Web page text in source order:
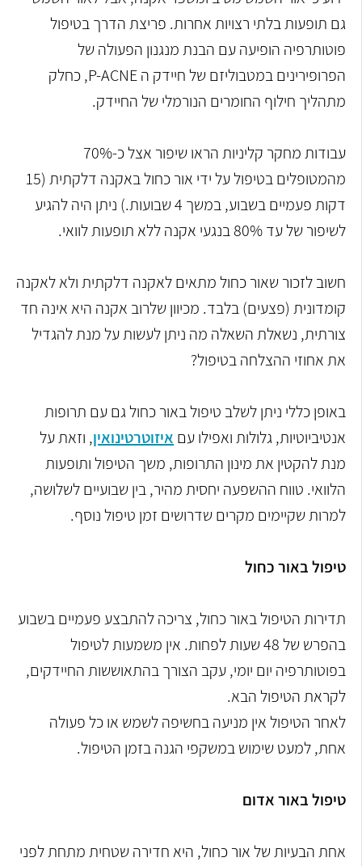
גם תופעות בלתי רצויות אחרות. פריצת הדרך בטיפול
פוטותרפיה הופיעה עם הבנת מנגנון הפעולה של
הפרופירינים במטבוליזם של חיידק ה P-ACNE, כחלק
מתהליך חילוף החומרים הנורמלי של החיידק.
עבודות מחקר קליניות הראו שיפור אצל כ-70%
מהמטופלים בטיפול על ידי אור כחול באקנה דלקתית (15
דקות פעמיים בשבוע, במשך 4 שבועות.) ניתן היה להגיע
לשיפור של עד 80% בנגעי אקנה ללא תופעות לוואי.
חשוב לזכור שאור כחול מתאים לאקנה דלקתית ולא לאקנה
קומדונית (פצעים) בלבד. מכיוון שלרוב אקנה היא אינה חד
צורתית, נשאלת השאלה מה ניתן לעשות על מנת להגדיל
את אחוזי ההצלחה בטיפול?
באופן כללי ניתן לשלב טיפול באור כחול גם עם תרופות
אנטיביוטיות, גלולות ואפילו עם איזוטרטינואין, וזאת על
מנת להקטין את מינון התרופות, משך הטיפול ותופעות
הלוואי. טווח ההשפעה יחסית מהיר, בין שבועיים לשלושה,
למרות שקיימים מקרים שדרושים זמן טיפול נוסף.
טיפול באור כחול
תדירות הטיפול באור כחול, צריכה להתבצע פעמיים בשבוע
בהפרש של 48 שעות לפחות. אין משמעות לטיפול
בפוטותרפיה יום יומי, עקב הצורך בהתאוששות החיידקים,
לקראת הטיפול הבא.
לאחר הטיפול אין מניעה בחשיפה לשמש או כל פעולה
אחת, למעט שימוש במשקפי הגנה בזמן הטיפול.
טיפול באור אדום
אחת הבעיות של אור כחול, היא חדירה שטחית מתחת לפני